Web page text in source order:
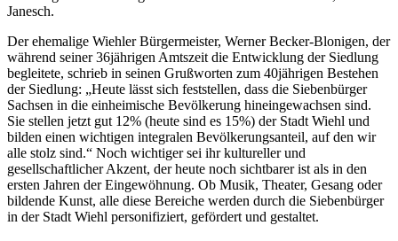
Janesch.
Der ehemalige Wiehler Bürgermeister, Werner Becker-Blonigen, der
während seiner 36jährigen Amtszeit die Entwicklung der Siedlung
begleitete, schrieb in seinen Grußworten zum 40jährigen Bestehen
der Siedlung: „Heute lässt sich feststellen, dass die Siebenbürger
Sachsen in die einheimische Bevölkerung hineingewachsen sind.
Sie stellen jetzt gut 12% (heute sind es 15%) der Stadt Wiehl und
bilden einen wichtigen integralen Bevölkerungsanteil, auf den wir
alle stolz sind.“ Noch wichtiger sei ihr kultureller und
gesellschaftlicher Akzent, der heute noch sichtbarer ist als in den
ersten Jahren der Eingewöhnung. Ob Musik, Theater, Gesang oder
bildende Kunst, alle diese Bereiche werden durch die Siebenbürger
in der Stadt Wiehl personifiziert, gefördert und gestaltet.